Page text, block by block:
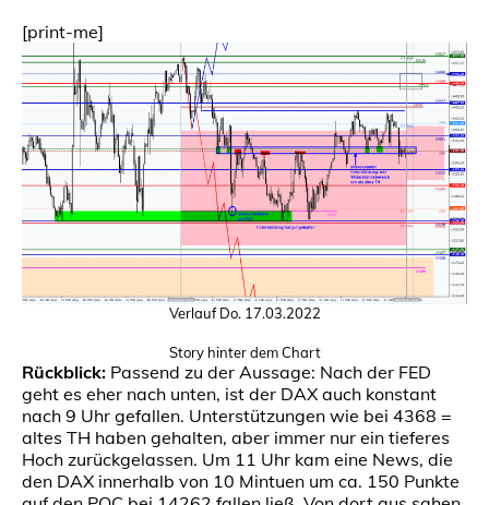
[print-me]
Verlauf Do. 17.03.2022
Story hinter dem Chart
Rückblick: Passend zu der Aussage: Nach der FED
geht es eher nach unten, ist der DAX auch konstant
nach 9 Uhr gefallen. Unterstützungen wie bei 4368 =
altes TH haben gehalten, aber immer nur ein tieferes
Hoch zurückgelassen. Um 11 Uhr kam eine News, die
den DAX innerhalb von 10 Mintuen um ca. 150 Punkte